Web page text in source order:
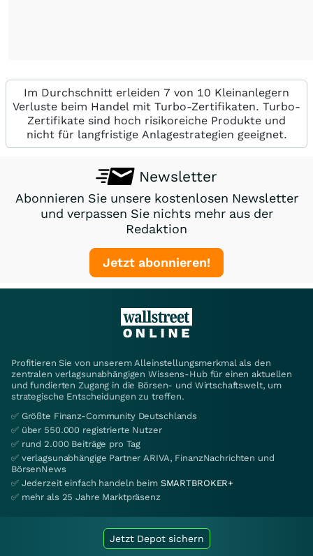
Im Durchschnitt erleiden 7 von 10 Kleinanlegern
Verluste beim Handel mit Turbo-Zertifikaten. Turbo-
Zertifikate sind hoch risikoreiche Produkte und
nicht für langfristige Anlagestrategien geeignet.
Newsletter
Abonnieren Sie unsere kostenlosen Newsletter
und verpassen Sie nichts mehr aus der
Redaktion
Jetzt abonnieren!
Profitieren Sie von unserem Alleinstellungsmerkmal als den
zentralen verlagsunabhängigen Wissens-Hub für einen aktuellen
und fundierten Zugang in die Börsen- und Wirtschaftswelt, um
strategische Entscheidungen zu treffen.
✅ Größte Finanz-Community Deutschlands
✅ über 550.000 registrierte Nutzer
✅ rund 2.000 Beiträge pro Tag
✅ verlagsunabhängige Partner ARIVA, FinanzNachrichten und
BörsenNews
✅ Jederzeit einfach handeln beim SMARTBROKER+
✅ mehr als 25 Jahre Marktpräsenz
Jetzt Depot sichern